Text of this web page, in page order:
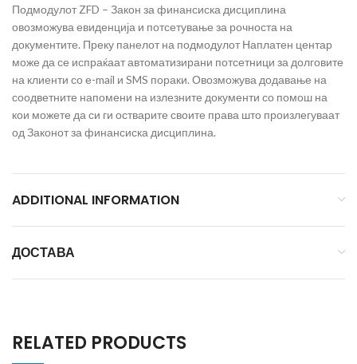
Подмодулот ZFD – Закон за финансиска дисциплина
овозможува евиденција и потсетување за рочноста на
документите. Преку панелот на подмодулот Наплатен центар
може да се испраќаат автоматизирани потсетници за долговите
на клиенти со е-mail и SMS пораки. Овозможува додавање на
соодветните напомени на излезните документи со помош на
кои можете да си ги остварите своите права што произлегуваат
од Законот за финансиска дисциплина.
ADDITIONAL INFORMATION
ДОСТАВА
RELATED PRODUCTS